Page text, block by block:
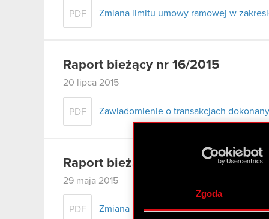
Zgoda
PDF Zmiana limitu umowy ramowej w
Raport bieżący nr 16/2015
20 lipca 2015
PDF Zawiadomienie o transakcjach
Raport bieżący nr 15/2015
29 maja 2015
PDF Zmiana limitu umowy ramowej w